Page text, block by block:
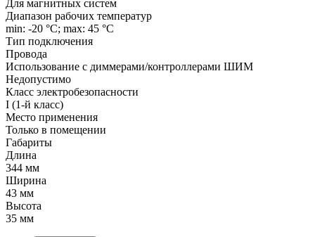
Для магнитных систем
Диапазон рабочих температур
min: -20 °C; max: 45 °C
Тип подключения
Провода
Использование с диммерами/контроллерами ШИМ
Недопустимо
Класс электробезопасности
I (1-й класс)
Место применения
Только в помещении
Габариты
Длина
344 мм
Ширина
43 мм
Высота
35 мм